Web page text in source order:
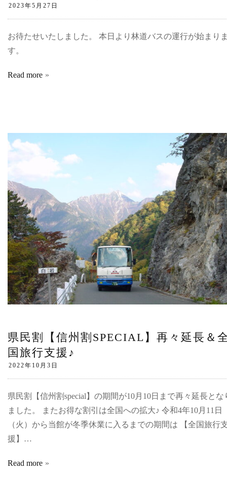
お待たせいたしました。 本日より林道バスの運行が始まり
す。
Read more
県民割【信州割SPECIAL】再々延長＆
国旅行支援♪
県民割【信州割special】の期間が10月10日まで再々延長とな
ました。 またお得な割引は全国への拡大♪ 令和4年10月11日
（火）から当館が冬季休業に入るまでの期間は 【全国旅行
援】…
Read more